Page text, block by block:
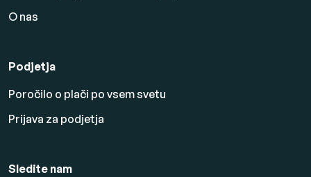
O nas
Podjetja
Poročilo o plači po vsem svetu
Prijava za podjetja
Sledite nam